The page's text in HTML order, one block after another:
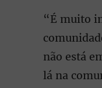
“É muito
não está
lá na